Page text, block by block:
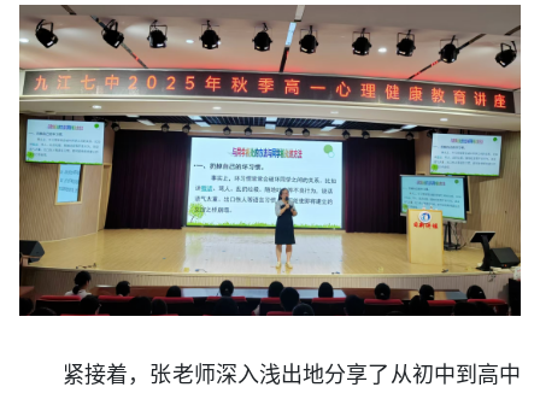
紧接着，张老师深入浅出地分享了从初中到高中